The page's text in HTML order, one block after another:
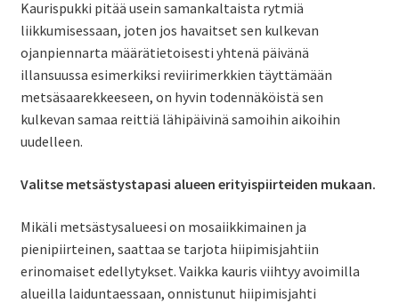
Kaurispukki pitää usein samankaltaista rytmiä
liikkumisessaan, joten jos havaitset sen kulkevan
ojanpiennarta määrätietoisesti yhtenä päivänä
illansuussa esimerkiksi reviirimerkkien täyttämään
metsäsaarekkeeseen, on hyvin todennäköistä sen
kulkevan samaa reittiä lähipäivinä samoihin aikoihin
uudelleen.
Valitse metsästystapasi alueen erityispiirteiden mukaan.
Mikäli metsästysalueesi on mosaiikkimainen ja
pienipiirteinen, saattaa se tarjota hiipimisjahtiin
erinomaiset edellytykset. Vaikka kauris viihtyy avoimilla
alueilla laiduntaessaan, onnistunut hiipimisjahti